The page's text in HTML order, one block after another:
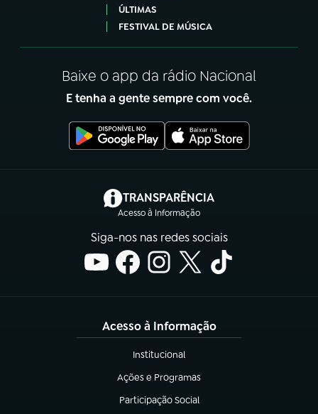
ÚLTIMAS
FESTIVAL DE MÚSICA
Baixe o app da rádio Nacional
E tenha a gente sempre com você.
TRANSPARÊNCIA
Acesso à Informação
(abre em nova aba)
Siga-nos nas redes sociais
Acesso à Informação
Institucional
(abre em nova aba)
Ações e Programas
(abre em nova aba)
Participação Social
(abre em nova aba)